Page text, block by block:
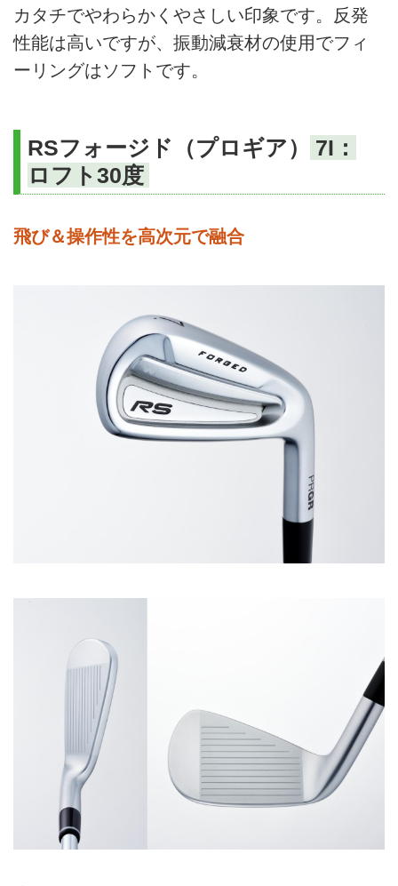
カタチでやわらかくやさしい印象です。反発
性能は高いですが、振動減衰材の使用でフィ
ーリングはソフトです。
RSフォージド（プロギア）
7I：
ロフト30度
飛び＆操作性を高次元で融合